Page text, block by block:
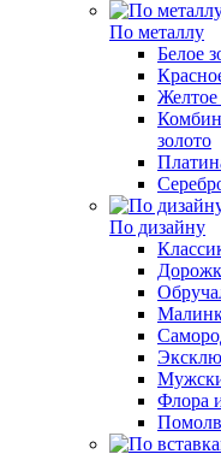
По металлу
Белое
Желтое
золото
По дизайну
Флора